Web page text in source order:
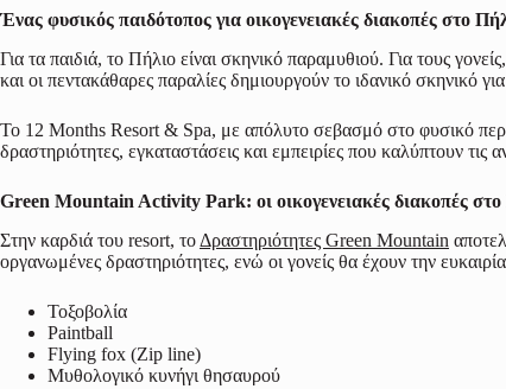
χ
μ
ε
ο
Ένας φυσικός παιδότοπος για οικογενειακές διακοπές στο
Για τα παιδιά, το Πήλιο είναι σκηνικό παραμυθιού. Για τους
και οι πεντακάθαρες παραλίες δημιουργούν το ιδανικό σκηνικό
Το 12 Months Resort & Spa, με απόλυτο σεβασμό στο φυσικό
δραστηριότητες, εγκαταστάσεις και εμπειρίες που καλύπτουν τις
Green Mountain Activity Park: οι οικογενειακές διακοπές
Στην καρδιά του resort, το Δραστηριότητες Green Mountain
οργανωμένες δραστηριότητες, ενώ οι γονείς θα έχουν την
Τοξοβολία
Paintball
Flying fox (Zip line)
Μυθολογικό κυνήγι θησαυρού